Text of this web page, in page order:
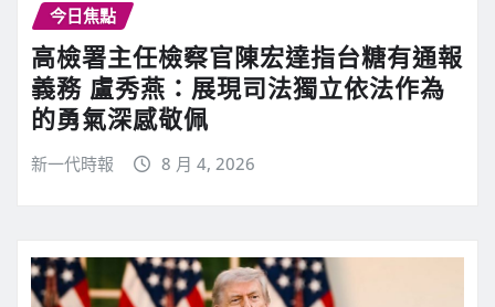
今日焦點
高檢署主任檢察官陳宏達指台糖有通報
義務 盧秀燕：展現司法獨立依法作為
的勇氣深感敬佩
新一代時報 8 月 4, 2026